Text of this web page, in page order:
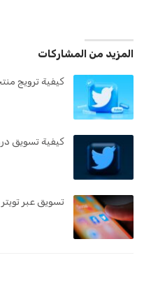
المزيد من المشاركات
كيفية ترويج
كيفية تسويق
تسويق عبر تويتر